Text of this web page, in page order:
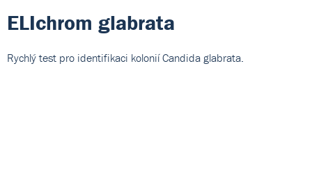
ELIchrom glabrata
Rychlý test pro identifikaci kolonií Candida glabrata.